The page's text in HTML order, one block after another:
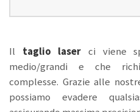
Il taglio laser ci viene
medio/grandi e che
complesse. Grazie alle
possiamo evadere